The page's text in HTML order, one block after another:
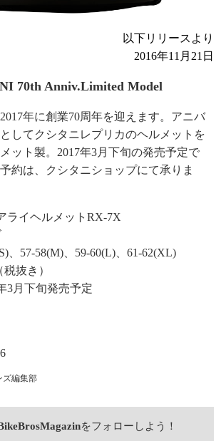
以下リリースより
2016年11月21日
70th Anniv.Limited Model
年に創業70周年を迎えます。アニバ
してクシタニレプリカのヘルメットを
ット製。2017年3月下旬の発売予定で
約は、クシタニショップにて承りま
ライヘルメットRX-7X
、57-58(M)、59-60(L)、61-62(XL)
税抜き）
3月下旬発売予定
ズ編集部
をフォローしよう！